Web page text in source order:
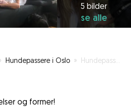
5 bilder
se alle
Hundepassere i Oslo » Hundepasser som er langt over middels glad i hunder!
og former!